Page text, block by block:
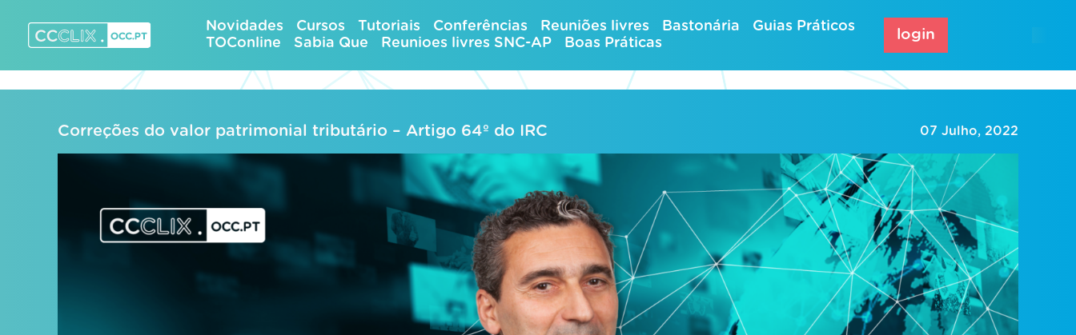
content
Novidades Cursos Tutoriais Conferências Reuniões livres Bastonária
Guias Práticos
TOConline
Sabia Que Reunioes livres SNC-AP Boas Práticas
login
Correções do valor patrimonial tributário – Artigo 64º do IRC 07 Julho, 2022